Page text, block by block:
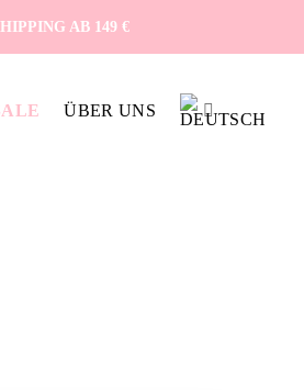
AB 149 €
ÜBER UNS